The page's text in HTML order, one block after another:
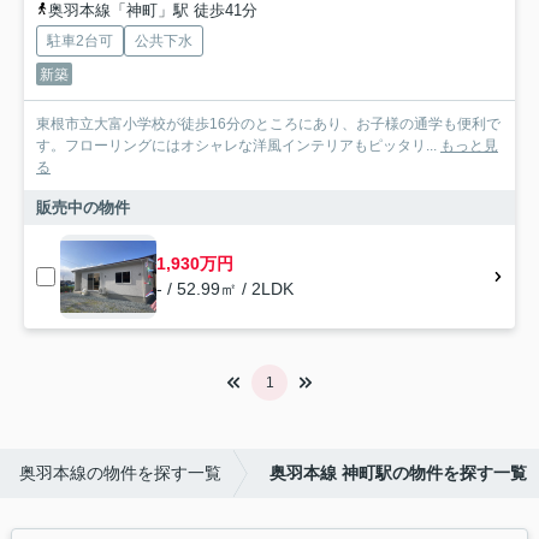
奥羽本線「神町」駅 徒歩41分
駐車2台可
公共下水
新築
東根市立大富小学校が徒歩16分のところにあり、お子様の通学も便利で
す。フローリングにはオシャレな洋風インテリアもピッタリ... もっと見
る
販売中の物件
1,930万円
- / 52.99㎡ / 2LDK
1
奥羽本線の物件を探す一覧 奥羽本線 神町駅の物件を探す一覧